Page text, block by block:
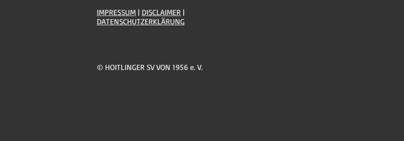
IMPRESSUM | DISCLAIMER |
DATENSCHUTZERKLÄRUNG
© HOITLINGER SV VON 1956 e. V.